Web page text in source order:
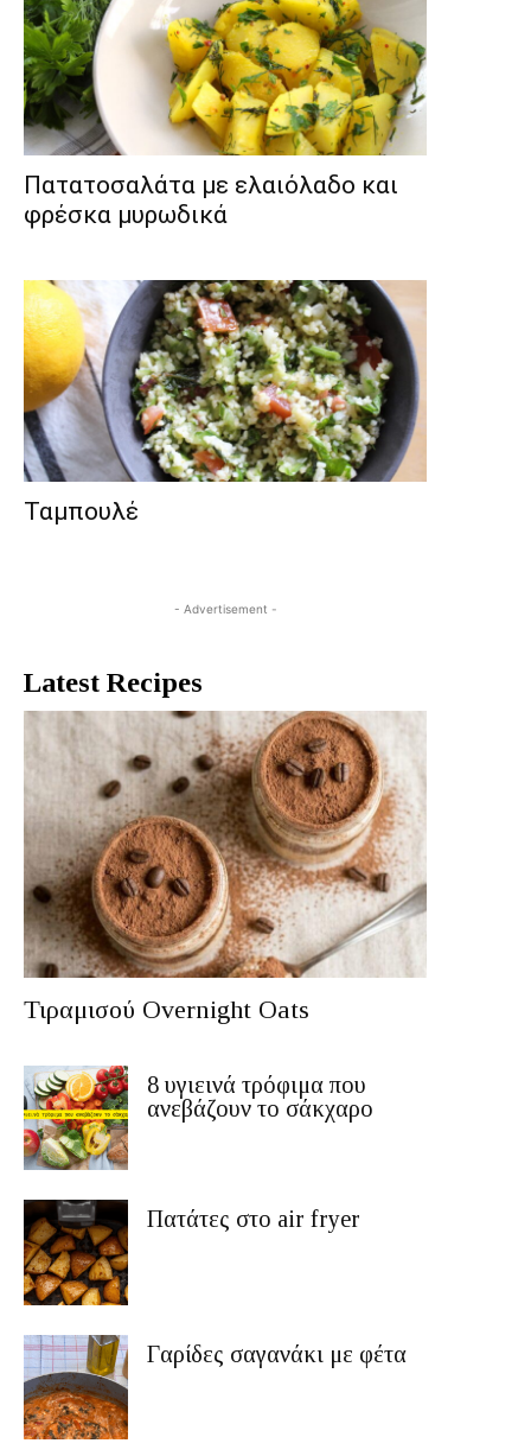
Πατατοσαλάτα με ελαιόλαδο και
φρέσκα μυρωδικά
Ταμπουλέ
- Advertisement -
Latest Recipes
Τιραμισού Overnight Oats
8 υγιεινά τρόφιμα που
ανεβάζουν το σάκχαρο
Πατάτες στο air fryer
Γαρίδες σαγανάκι με φέτα